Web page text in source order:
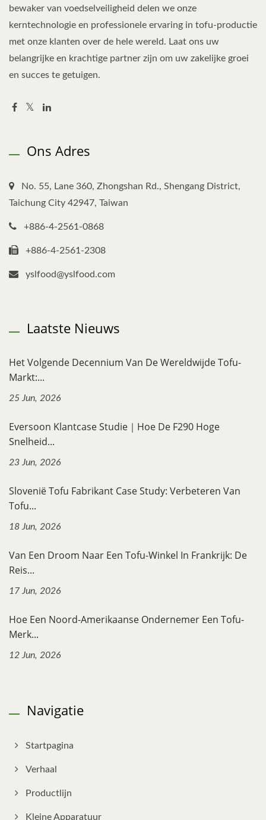
bewaker van voedselveiligheid delen we onze
kerntechnologie en professionele ervaring in tofu-productie
met onze klanten over de hele wereld. Laat ons uw
belangrijke en krachtige partner zijn om uw zakelijke groei
en succes te getuigen.
Ons Adres
No. 55, Lane 360, Zhongshan Rd., Shengang District,
Taichung City 42947, Taiwan
+886-4-2561-0868
+886-4-2561-2308
yslfood@yslfood.com
Laatste Nieuws
Het Volgende Decennium Van De Wereldwijde Tofu-
Markt:...
25 Jun, 2026
Eversoon Klantcase Studie｜Hoe De F290 Hoge
Snelheid...
23 Jun, 2026
Slovenië Tofu Fabrikant Case Study: Verbeteren Van
Tofu...
18 Jun, 2026
Van Een Droom Naar Een Tofu-Winkel In Frankrijk: De
Reis...
17 Jun, 2026
Hoe Een Noord-Amerikaanse Ondernemer Een Tofu-
Merk...
12 Jun, 2026
Navigatie
Startpagina
Verhaal
Productlijn
Kleine Apparatuur